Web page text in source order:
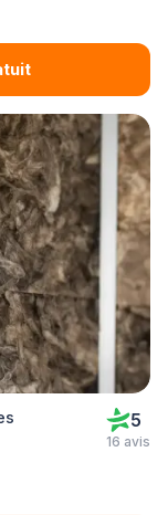
5
16 avis